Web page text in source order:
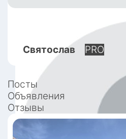
Святослав PRO
Посты
Объявления
Отзывы